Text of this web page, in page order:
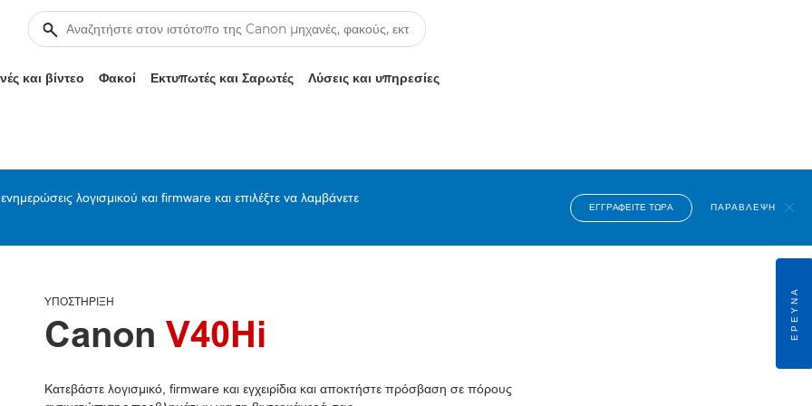
και βίντεο Φακοί Εκτυπωτές και Σαρωτές Λύσεις και υπηρεσίες
λογισμικού και firmware και επιλέξτε να λαμβάνετε
ΕΓΓΡΑΦΕΊΤΕ ΤΏΡΑ ΠΑΡΆΒΛΕΨΗ
ΥΠΟΣΤΉΡΙΞΗ
Canon V40Hi
Κατεβάστε λογισμικό, firmware και εγχειρίδια και αποκτήστε πρόσβαση σε πόρους
ΈΡΕΥΝΑ